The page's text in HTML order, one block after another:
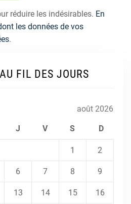
réduire les indésirables. En
les données de vos
.
FIL DES JOURS
août 2026
J V S D
1 2
6 7 8 9
13 14 15 16